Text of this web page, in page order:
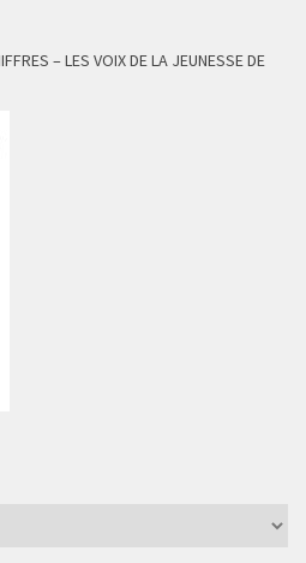
– LES VOIX DE LA JEUNESSE DE